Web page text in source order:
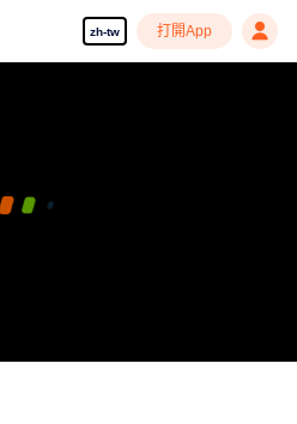
zh-tw 打開App